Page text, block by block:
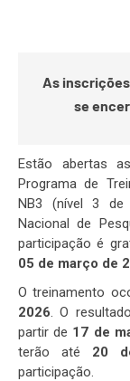
As
se
Estão abertas
Programa de
NB3 (nível 3 de
Nacional de
participação é
05 de março de
O treinamento
2026. O
partir de 17 de
terão até 20
participação.